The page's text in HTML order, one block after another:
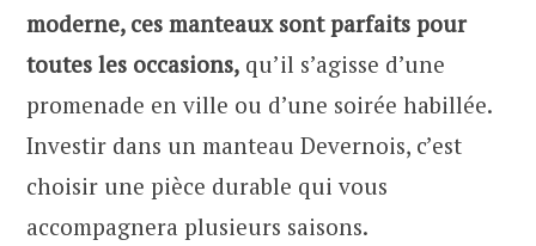
moderne, ces manteaux sont parfaits pour
toutes les occasions, qu’il s’agisse d’une
promenade en ville ou d’une soirée habillée.
Investir dans un manteau Devernois, c’est
choisir une pièce durable qui vous
accompagnera plusieurs saisons.